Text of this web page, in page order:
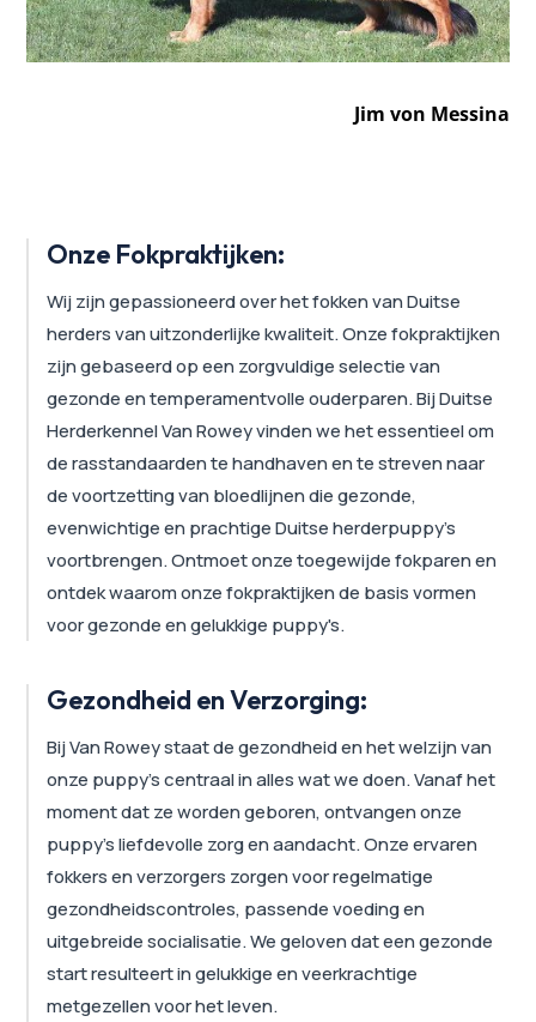
Jim von Messina
Onze Fokpraktijken:
Wij zijn gepassioneerd over het fokken van Duitse
herders van uitzonderlijke kwaliteit. Onze fokpraktijken
zijn gebaseerd op een zorgvuldige selectie van
gezonde en temperamentvolle ouderparen. Bij Duitse
Herderkennel Van Rowey vinden we het essentieel om
de rasstandaarden te handhaven en te streven naar
de voortzetting van bloedlijnen die gezonde,
evenwichtige en prachtige Duitse herderpuppy's
voortbrengen. Ontmoet onze toegewijde fokparen en
ontdek waarom onze fokpraktijken de basis vormen
voor gezonde en gelukkige puppy's.
Gezondheid en Verzorging:
Bij Van Rowey staat de gezondheid en het welzijn van
onze puppy's centraal in alles wat we doen. Vanaf het
moment dat ze worden geboren, ontvangen onze
puppy's liefdevolle zorg en aandacht. Onze ervaren
fokkers en verzorgers zorgen voor regelmatige
gezondheidscontroles, passende voeding en
uitgebreide socialisatie. We geloven dat een gezonde
start resulteert in gelukkige en veerkrachtige
metgezellen voor het leven.